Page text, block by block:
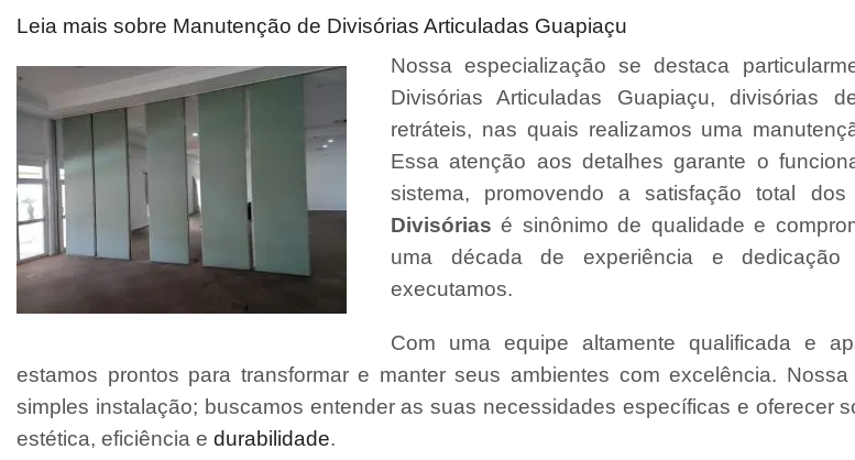
Leia mais sobre Manutenção de Divisórias Articuladas Guapiaçu
Nossa especialização se destaca
Divisórias Articuladas Guapiaçu, divisórias
retráteis, nas quais realizamos uma
Essa atenção aos detalhes garante o
sistema, promovendo a satisfação total
Divisórias é sinônimo de qualidade e
uma década de experiência e
executamos.
Com uma equipe altamente qualificada e
estamos prontos para transformar e manter seus ambientes com excelência.
simples instalação; buscamos entender as suas necessidades específicas e oferecer
estética, eficiência e durabilidade.